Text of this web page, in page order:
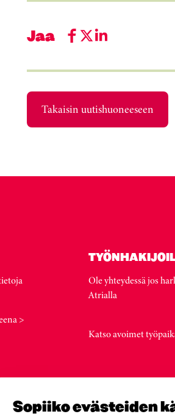
Sopiiko evästeiden
Jaa
Takaisin uutishuoneeseen
>
Ole yhteydessä jos
Atrialla
Katso avoimet